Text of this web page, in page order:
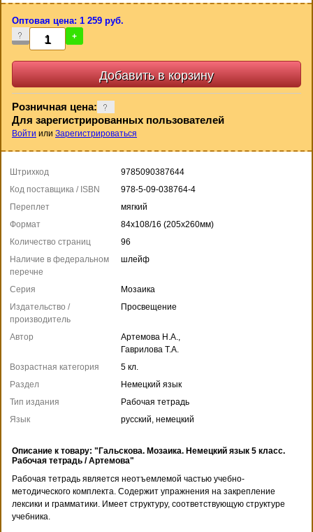
Оптовая цена: 1 259 руб.
- +
Розничная цена:
Для зарегистрированных пользователей
Войти или Зарегистрироваться
Штрихкод
9785090387644
Код поставщика / ISBN
978-5-09-038764-4
Переплет
мягкий
Формат
84x108/16 (205x260мм)
Количество страниц
96
Наличие в федеральном
перечне
шлейф
Серия
Мозаика
Издательство /
производитель
Просвещение
Автор
Артемова Н.А.,
Гаврилова Т.А.
Возрастная категория
5 кл.
Раздел
Немецкий язык
Тип издания
Рабочая тетрадь
Язык
русский, немецкий
Описание к товару: "Гальскова. Мозаика. Немецкий язык 5 класс.
Рабочая тетрадь / Артемова"
Рабочая тетрадь является неотъемлемой частью учебно-
методического комплекта. Содержит упражнения на закрепление
лексики и грамматики. Имеет структуру, соответствующую структуре
учебника.